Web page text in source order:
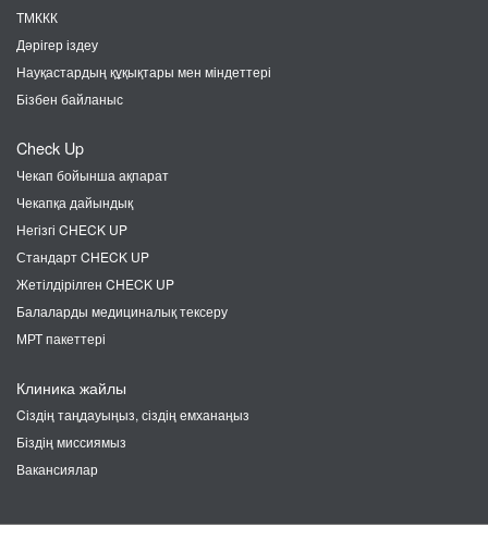
ТМККК
Дәрігер іздеу
Науқастардың құқықтары мен міндеттері
Бізбен байланыс
Check Up
Чекап бойынша ақпарат
Чекапқа дайындық
Негізгі CHECK UP
Стандарт CHECK UP
Жетілдірілген CHECK UP
Балаларды медициналық тексеру
МРТ пакеттері
Клиника жайлы
Cіздің таңдауыңыз, сіздің емханаңыз
Біздің миссиямыз
Вакансиялар